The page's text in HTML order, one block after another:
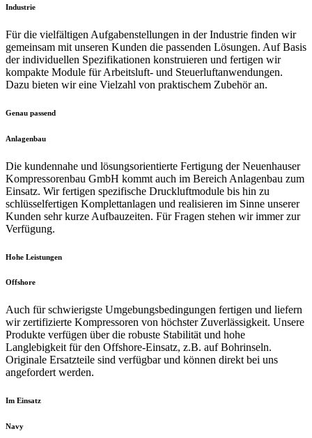
Industrie
Für die vielfältigen Aufgabenstellungen in der Industrie finden wir
gemeinsam mit unseren Kunden die passenden Lösungen. Auf Basis
der individuellen Spezifikationen konstruieren und fertigen wir
kompakte Module für Arbeitsluft- und Steuerluftanwendungen.
Dazu bieten wir eine Vielzahl von praktischem Zubehör an.
Genau passend
Anlagenbau
Die kundennahe und lösungsorientierte Fertigung der Neuenhauser
Kompressorenbau GmbH kommt auch im Bereich Anlagenbau zum
Einsatz. Wir fertigen spezifische Druckluftmodule bis hin zu
schlüsselfertigen Komplettanlagen und realisieren im Sinne unserer
Kunden sehr kurze Aufbauzeiten. Für Fragen stehen wir immer zur
Verfügung.
Hohe Leistungen
Offshore
Auch für schwierigste Umgebungsbedingungen fertigen und liefern
wir zertifizierte Kompressoren von höchster Zuverlässigkeit. Unsere
Produkte verfügen über die robuste Stabilität und hohe
Langlebigkeit für den Offshore-Einsatz, z.B. auf Bohrinseln.
Originale Ersatzteile sind verfügbar und können direkt bei uns
angefordert werden.
Im Einsatz
Navy